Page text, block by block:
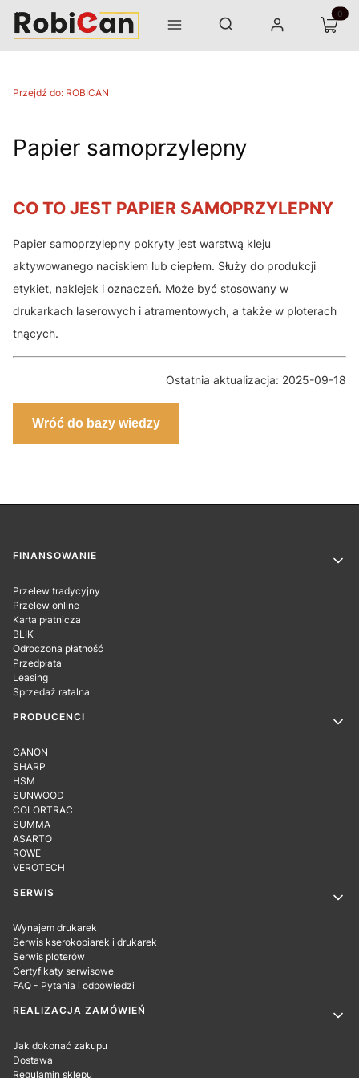
Menu Otwórz wyszukiwarkę
Szukaj Zaloguj się Koszyk
Przejdź do: ROBICAN
Papier samoprzylepny
CO TO JEST PAPIER SAMOPRZYLEPNY
Papier samoprzylepny pokryty jest warstwą kleju
aktywowanego naciskiem lub ciepłem. Służy do produkcji
etykiet, naklejek i oznaczeń. Może być stosowany w
drukarkach laserowych i atramentowych, a także w ploterach
tnących.
Ostatnia aktualizacja: 2025-09-18
Wróć do bazy wiedzy
Linki w stopce
FINANSOWANIE
Przelew tradycyjny
Przelew online
Karta płatnicza
BLIK
Odroczona płatność
Przedpłata
Leasing
Sprzedaż ratalna
PRODUCENCI
CANON
SHARP
HSM
SUNWOOD
COLORTRAC
SUMMA
ASARTO
ROWE
VEROTECH
SERWIS
Wynajem drukarek
Serwis kserokopiarek i drukarek
Serwis ploterów
Certyfikaty serwisowe
FAQ - Pytania i odpowiedzi
REALIZACJA ZAMÓWIEŃ
Jak dokonać zakupu
Dostawa
Regulamin sklepu